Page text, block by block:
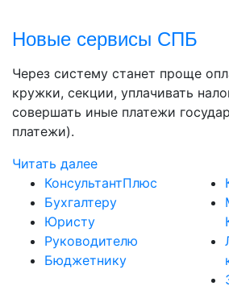
Новые сервисы СПБ
Через систему станет проще
кружки, секции, уплачивать
совершать иные платежи
платежи).
Читать далее
КонсультантПлюс
Бухгалтеру
Юристу
Руководителю
Бюджетнику